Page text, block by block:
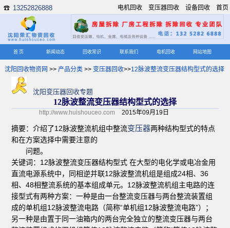
☎ 13252826888 首页
设备回收
变压器回收
电机回收
首 页 新闻动态 回收常识 联系我们 电机回收 网站地图
沈阳回收物资网 >> 产品分类>> 变压器回收>>12脉波整流变压器结构型式的选择
沈阳变压器回收专题
12脉波整流变压器结构型式的选择
http://www.huishouceo.com 2015年09月19日
摘要：介绍了12脉波整流机组中整流变压器两种结构型式的特点
和在方案选择中需要注意的
问题。
关键词：12脉波整流变压器结构型式 在大型的电化学或电冶金用
直流电源系统中，同相逆并联12脉波整流机组是组成24相、36
相、48相整流系统的基本组成单元。12脉波整流机组主电路的连
接型式有两种方案：一种是由一台整流变压器与两台整流装置组
成的单机组12脉波整流电路（简称“单机组12脉波整流电路”）；
另一种是由置于同一油箱内的两台完全独立的整流变压器与两台